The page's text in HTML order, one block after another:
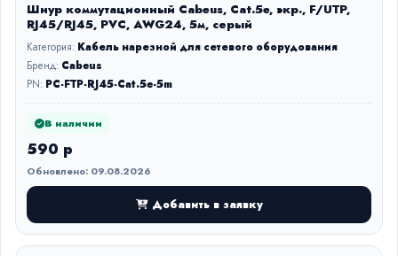
Шнур коммутационный Cabeus, Cat.5e, экр., F/UTP,
RJ45/RJ45, PVC, AWG24, 5м, серый
Категория: Кабель нарезной для сетевого оборудования
Бренд: Cabeus
PN: PC-FTP-RJ45-Cat.5e-5m
В наличии
590 р
Обновлено: 09.08.2026
Добавить в заявку